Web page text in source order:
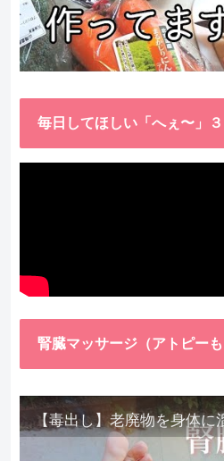
毎日してほしい「へぇ〜」
腎臓マッサージ（アトピーも